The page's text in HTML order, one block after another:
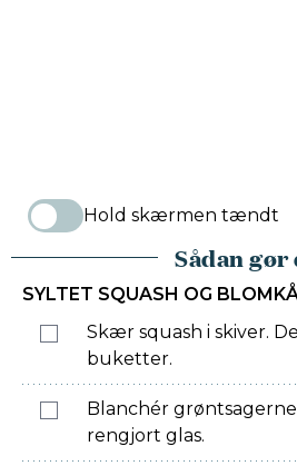
Hold skærmen tændt
Sådan gør
SYLTET SQUASH OG
Skær squash i skiver.
buketter.
Blanchér
rengjort glas.